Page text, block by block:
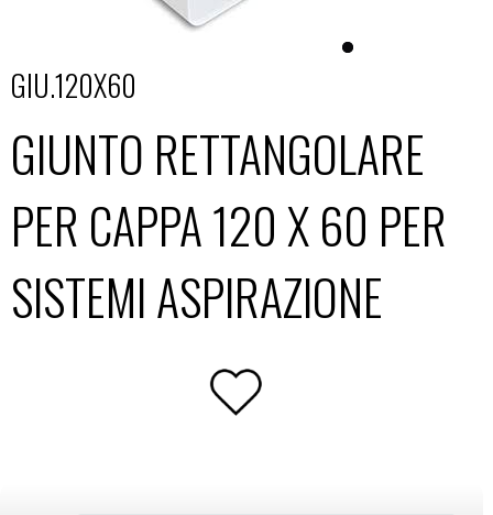
GIU.120X60
GIUNTO RETTANGOLARE
PER CAPPA 120 X 60 PER
SISTEMI ASPIRAZIONE